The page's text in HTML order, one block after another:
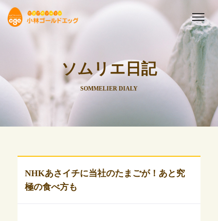
ソムリエ日記
SOMMELIER DIALY
NHKあさイチに当社のたまごが！あと究
極の食べ方も